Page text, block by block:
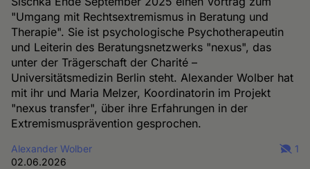
"Umgang mit Rechtsextremismus in Beratung und
Therapie". Sie ist psychologische Psychotherapeutin
und Leiterin des Beratungsnetzwerks "nexus", das
unter der Trägerschaft der Charité –
Universitätsmedizin Berlin steht. Alexander Wolber hat
mit ihr und Maria Melzer, Koordinatorin im Projekt
"nexus transfer", über ihre Erfahrungen in der
Extremismusprävention gesprochen.
Alexander Wolber
02.06.2026
1